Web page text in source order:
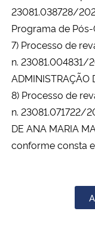
23081.038728/
Programa de
7) Processo de
n. 23081.004831/
ADMINISTRAÇÃO
8) Processo de
n. 23081.071722/
DE ANA MARIA
conforme consta